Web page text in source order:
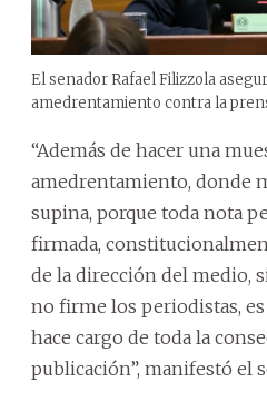
El senador Rafael Filizzola
amedrentamiento contra la
“Además de hacer una
amedrentamiento, donde
supina, porque toda nota
firmada,
de la dirección del medio,
no firme los periodistas,
hace cargo de toda la
publicación”, manifestó el